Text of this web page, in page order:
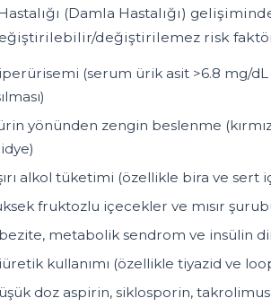
(Damla Hastalığı)
değiştirilemez risk
(serum ürik asit >6.8 mg/dL
yönünden zengin beslenme
alkol tüketimi (özellikle bira ve sert
fruktozlu içecekler ve mısır
metabolik sendrom ve insülin
kullanımı (özellikle tiyazid ve
doz aspirin, siklosporin,